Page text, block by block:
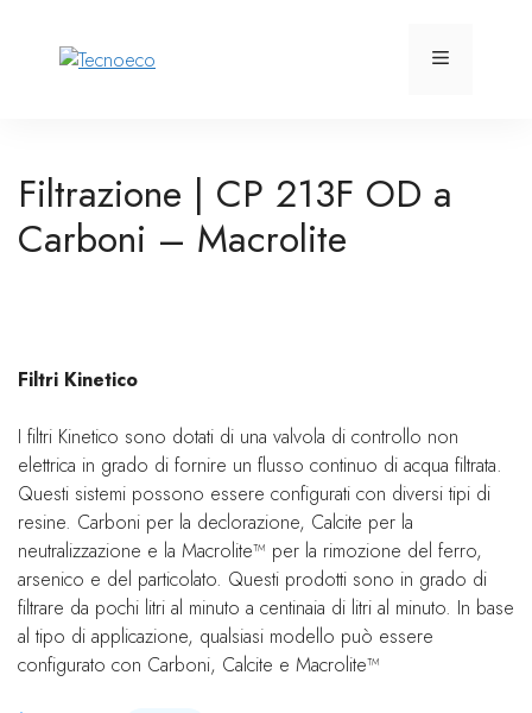
contenuto
Menu
Filtrazione | CP 213F OD a
Carboni – Macrolite
Filtri Kinetico
I filtri Kinetico sono dotati di una valvola di controllo non
elettrica in grado di fornire un flusso continuo di acqua filtrata.
Questi sistemi possono essere configurati con diversi tipi di
resine. Carboni per la declorazione, Calcite per la
neutralizzazione e la Macrolite™ per la rimozione del ferro,
arsenico e del particolato. Questi prodotti sono in grado di
filtrare da pochi litri al minuto a centinaia di litri al minuto. In base
al tipo di applicazione, qualsiasi modello può essere
configurato con Carboni, Calcite e Macrolite™